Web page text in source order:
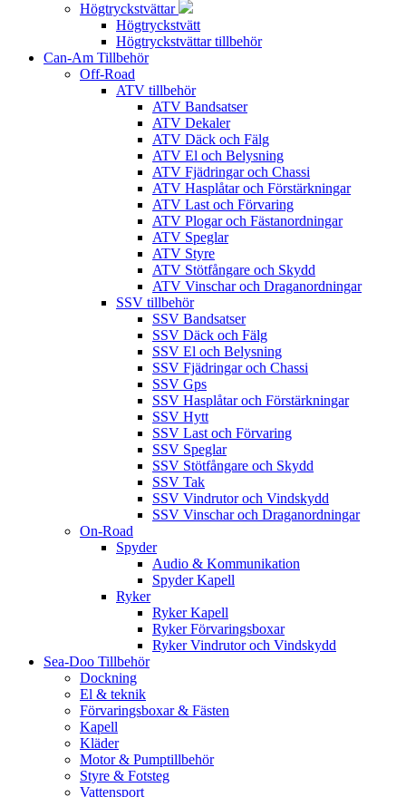
Högtryckstvättar
Högtryckstvätt
Högtryckstvättar tillbehör
Can-Am Tillbehör
Off-Road
ATV tillbehör
ATV Bandsatser
ATV Dekaler
ATV Däck och Fälg
ATV El och Belysning
ATV Fjädringar och Chassi
ATV Hasplåtar och Förstärkningar
ATV Last och Förvaring
ATV Plogar och Fästanordningar
ATV Speglar
ATV Styre
ATV Stötfångare och Skydd
ATV Vinschar och Draganordningar
SSV tillbehör
SSV Bandsatser
SSV Däck och Fälg
SSV El och Belysning
SSV Fjädringar och Chassi
SSV Gps
SSV Hasplåtar och Förstärkningar
SSV Hytt
SSV Last och Förvaring
SSV Speglar
SSV Stötfångare och Skydd
SSV Tak
SSV Vindrutor och Vindskydd
SSV Vinschar och Draganordningar
On-Road
Spyder
Audio & Kommunikation
Spyder Kapell
Ryker
Ryker Kapell
Ryker Förvaringsboxar
Ryker Vindrutor och Vindskydd
Sea-Doo Tillbehör
Dockning
El & teknik
Förvaringsboxar & Fästen
Kapell
Kläder
Motor & Pumptillbehör
Styre & Fotsteg
Vattensport